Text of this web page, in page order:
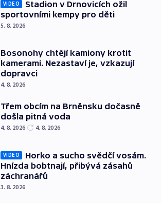
VIDEO
Stadion v Drnovicích ožil
sportovními kempy pro děti
5. 8. 2026
Bosonohy chtějí kamiony krotit
kamerami. Nezastaví je, vzkazují
dopravci
4. 8. 2026
Třem obcím na Brněnsku dočasně
došla pitná voda
4. 8. 2026 4. 8. 2026
VIDEO
Horko a sucho svědčí vosám.
Hnízda bobtnají, přibývá zásahů
záchranářů
3. 8. 2026